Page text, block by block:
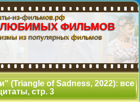
из-фильмов.рф
ЛЮБИМЫХ ФИЛЬМОВ
из популярных фильмов
(Triangle of Sadness, 2022): все
стр. 3